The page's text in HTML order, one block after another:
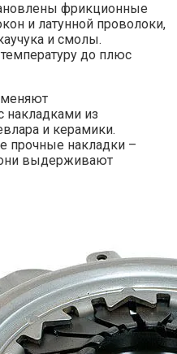
фрикционные
и латунной проволоки,
и смолы.
до плюс
накладками из
и керамики.
прочные накладки –
выдерживают